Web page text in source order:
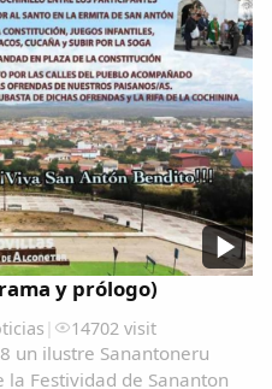
y prólogo)
| 14702 visit
un ilustre Sanantoneru
la Festividad de Sananton